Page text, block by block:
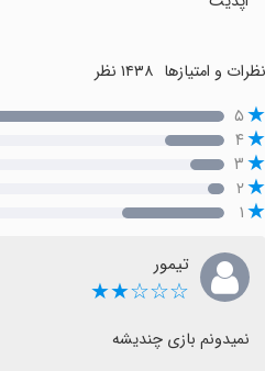
نظرات و امتیازها
۵
۴
۳
۲
۱
تیمور
☆☆☆★★
نمیدونم بازی چندیشه